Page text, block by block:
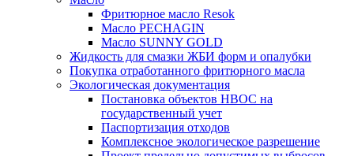
Фритюрное масло Resok
Масло PECHAGIN
Масло SUNNY GOLD
Жидкость для смазки ЖБИ форм и опалубки
Покупка отработанного фритюрного масла
Экологическая документация
Постановка объектов НВОС на
государственный учет
Паспортизация отходов
Комплексное экологическое разрешение